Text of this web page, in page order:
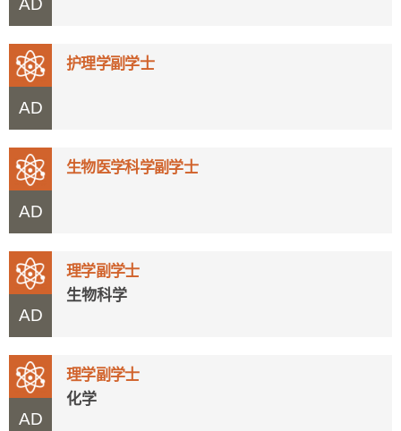
AD
AD
护理学副学士
AD
生物医学科学副学士
AD
理学副学士
生物科学
AD
理学副学士
化学